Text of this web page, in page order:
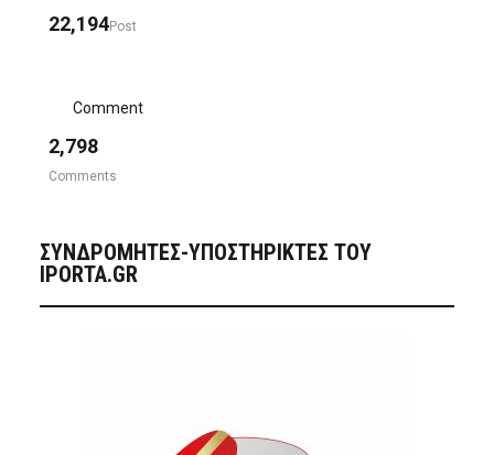
22,194Post
Comment
2,798
Comments
ΣΥΝΔΡΟΜΗΤΈΣ-ΥΠΟΣΤΗΡΙΚΤΈΣ ΤΟΥ
IPORTA.GR